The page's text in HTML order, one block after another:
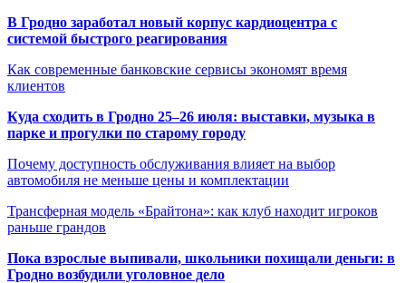
В Гродно заработал новый корпус кардиоцентра с
системой быстрого реагирования
Как современные банковские сервисы экономят время
клиентов
Куда сходить в Гродно 25–26 июля: выставки, музыка в
парке и прогулки по старому городу
Почему доступность обслуживания влияет на выбор
автомобиля не меньше цены и комплектации
Трансферная модель «Брайтона»: как клуб находит игроков
раньше грандов
Пока взрослые выпивали, школьники похищали деньги: в
Гродно возбудили уголовное дело